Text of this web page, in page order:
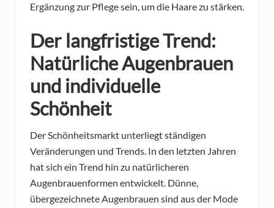
Ergänzung zur Pflege sein, um die Haare zu stärken.
Der langfristige Trend:
Natürliche Augenbrauen
und individuelle
Schönheit
Der Schönheitsmarkt unterliegt ständigen
Veränderungen und Trends. In den letzten Jahren
hat sich ein Trend hin zu natürlicheren
Augenbrauenformen entwickelt. Dünne,
übergezeichnete Augenbrauen sind aus der Mode